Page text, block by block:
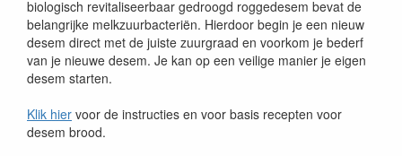
biologisch revitaliseerbaar gedroogd roggedesem bevat de
belangrijke melkzuurbacteriën. Hierdoor begin je een nieuw
desem direct met de juiste zuurgraad en voorkom je bederf
van je nieuwe desem. Je kan op een veilige manier je eigen
desem starten.
Klik hier voor de instructies en voor basis recepten voor
desem brood.